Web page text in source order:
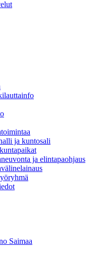
ja kuntosali
ja elintapaohjaus
Saimaa